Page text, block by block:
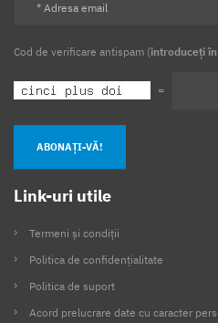
Cod de verificare antispam (introduceți
=
ABONAȚI-VĂ!
Link-uri utile
Termeni și condiții
Politica de confidențialitate
Politica de suport
Acord prelucrare date cu caracter